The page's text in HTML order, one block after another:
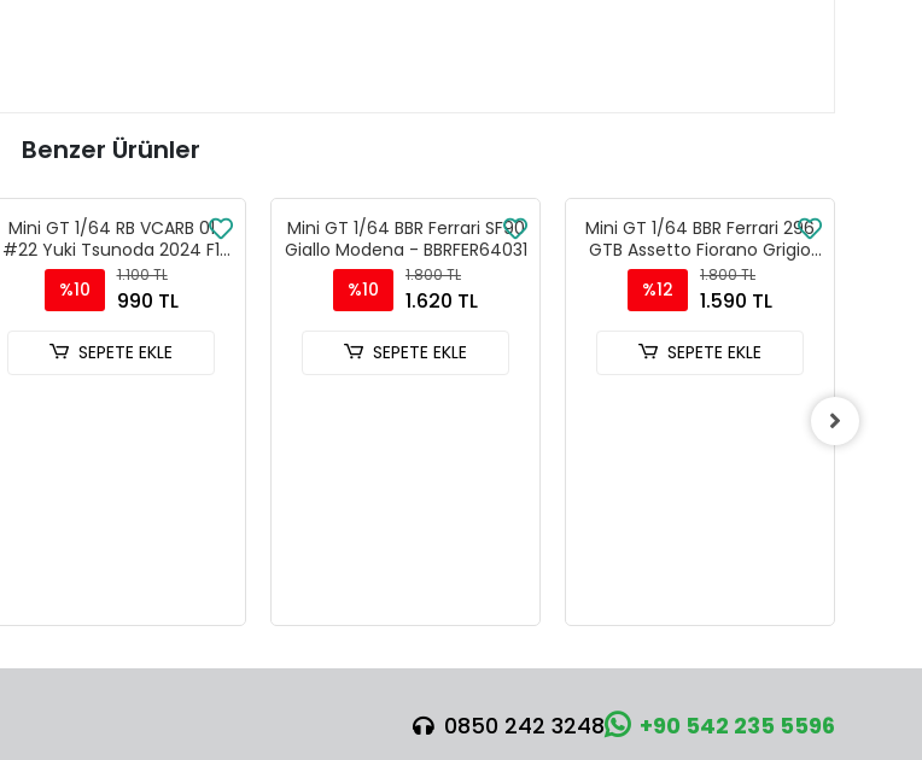
Benzer Ürünler
Mini GT 1/64 RB VCARB 01
#22 Yuki Tsunoda 2024 F1
2024 Bahrain GP - MGT01007
%10
1.100 TL
990 TL
SEPETE EKLE
Mini GT 1/64 BBR Ferrari SF90
Giallo Modena - BBRFER64031
%10
1.800 TL
1.620 TL
SEPETE EKLE
Mini GT 1/64 BBR Ferrari 296
GTB Assetto Fiorano Grigio
Scuro - BBRFER64007
%12
1.800 TL
1.590 TL
SEPETE EKLE
0850 242 3248 +90 542 235 5596